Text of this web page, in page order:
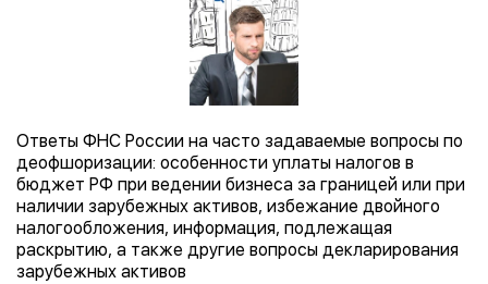
Ответы ФНС России на часто задаваемые вопросы по
деофшоризации: особенности уплаты налогов в
бюджет РФ при ведении бизнеса за границей или при
наличии зарубежных активов, избежание двойного
налогообложения, информация, подлежащая
раскрытию, а также другие вопросы декларирования
зарубежных активов